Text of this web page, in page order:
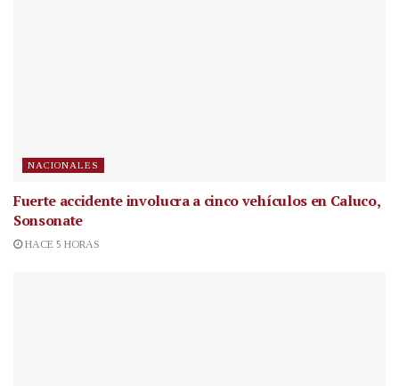
NACIONALES
Fuerte accidente involucra a cinco vehículos en Caluco,
Sonsonate
HACE 5 HORAS